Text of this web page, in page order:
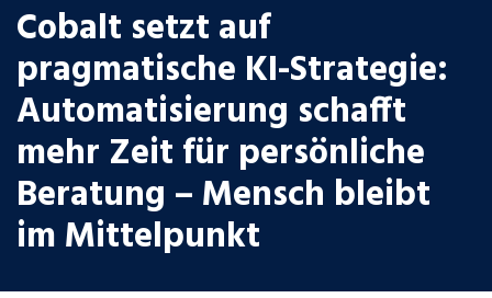
Cobalt setzt auf
pragmatische KI-Strategie:
Automatisierung schafft
mehr Zeit für persönliche
Beratung – Mensch bleibt
im Mittelpunkt